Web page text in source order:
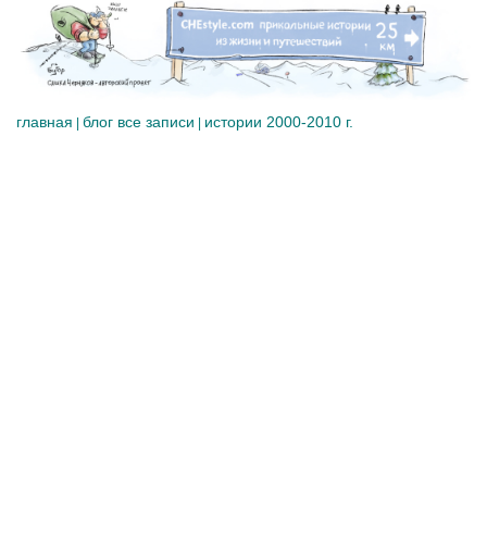
главная | блог все записи | истории 2000-2010 г.